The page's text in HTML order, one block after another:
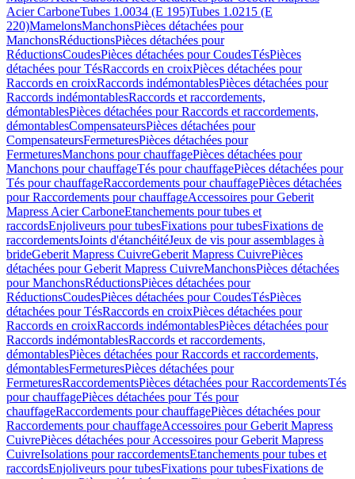
Acier CarboneTubes 1.0034 (E 195)Tubes 1.0215 (E
220)MamelonsManchonsPièces détachées pour
ManchonsRéductionsPièces détachées pour
RéductionsCoudesPièces détachées pour CoudesTésPièces
détachées pour TésRaccords en croixPièces détachées pour
Raccords en croixRaccords indémontablesPièces détachées pour
Raccords indémontablesRaccords et raccordements,
démontablesPièces détachées pour Raccords et raccordements,
démontablesCompensateursPièces détachées pour
CompensateursFermeturesPièces détachées pour
FermeturesManchons pour chauffagePièces détachées pour
Manchons pour chauffageTés pour chauffagePièces détachées pour
Tés pour chauffageRaccordements pour chauffagePièces détachées
pour Raccordements pour chauffageAccessoires pour Geberit
Mapress Acier CarboneEtanchements pour tubes et
raccordsEnjoliveurs pour tubesFixations pour tubesFixations de
raccordementsJoints d'étanchéitéJeux de vis pour assemblages à
brideGeberit Mapress CuivreGeberit Mapress CuivrePièces
détachées pour Geberit Mapress CuivreManchonsPièces détachées
pour ManchonsRéductionsPièces détachées pour
RéductionsCoudesPièces détachées pour CoudesTésPièces
détachées pour TésRaccords en croixPièces détachées pour
Raccords en croixRaccords indémontablesPièces détachées pour
Raccords indémontablesRaccords et raccordements,
démontablesPièces détachées pour Raccords et raccordements,
démontablesFermeturesPièces détachées pour
FermeturesRaccordementsPièces détachées pour RaccordementsTés
pour chauffagePièces détachées pour Tés pour
chauffageRaccordements pour chauffagePièces détachées pour
Raccordements pour chauffageAccessoires pour Geberit Mapress
CuivrePièces détachées pour Accessoires pour Geberit Mapress
CuivreIsolations pour raccordementsEtanchements pour tubes et
raccordsEnjoliveurs pour tubesFixations pour tubesFixations de